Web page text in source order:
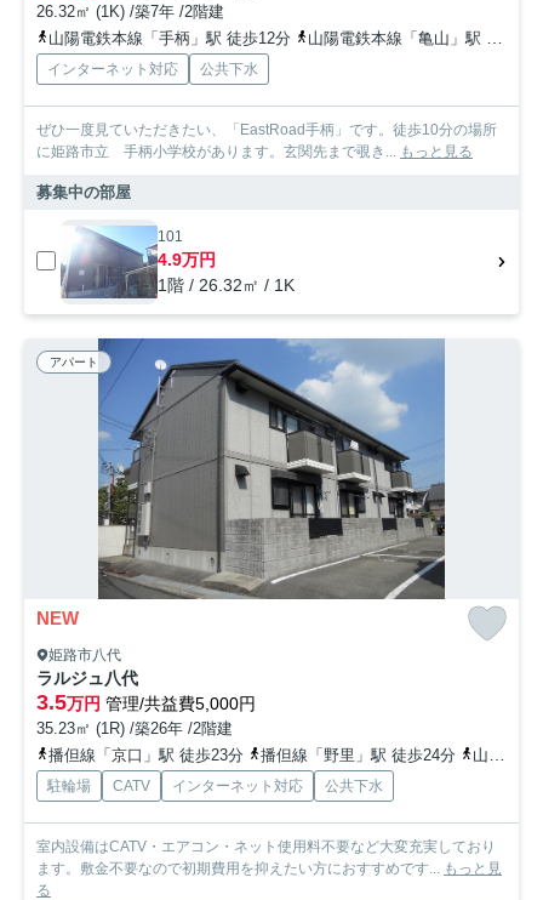
26.32㎡ (1K) /築7年 /2階建
山陽電鉄本線「手柄」駅 徒歩12分
山陽電鉄本線「亀山」駅 徒歩13分
インターネット対応 公共下水
ぜひ一度見ていただきたい、「EastRoad手柄」です。徒歩10分の場所
に姫路市立 手柄小学校があります。玄関先まで覗き... もっと見る
募集中の部屋
101
4.9万円
1階 / 26.32㎡ / 1K
アパート
NEW
姫路市八代
ラルジュ八代
3.5万円 管理/共益費5,000円
35.23㎡ (1R) /築26年 /2階建
播但線「京口」駅 徒歩23分
播但線「野里」駅 徒歩24分 山陽本線「姫路」駅 徒歩34分
駐輪場 CATV インターネット対応 公共下水
室内設備はCATV・エアコン・ネット使用料不要など大変充実しており
ます。敷金不要なので初期費用を抑えたい方におすすめです... もっと見
る